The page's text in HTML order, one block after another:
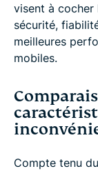
visent à cocher
sécurité,
meilleures
mobiles.
Compte tenu